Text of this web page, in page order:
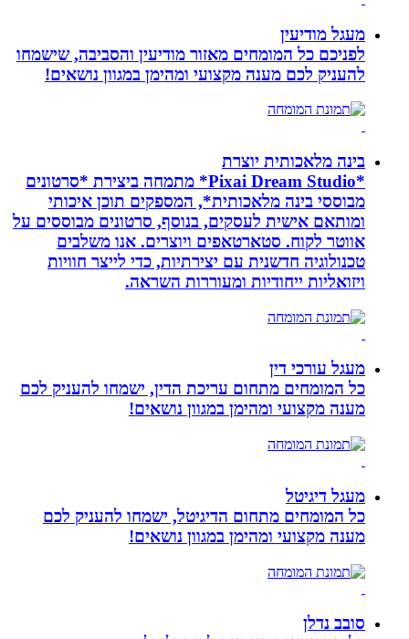
מעגל מודיעין
לפניכם כל המומחים מאזור מודיעין והסביבה, שישמחו
להעניק לכם מענה מקצועי ומהימן במגוון נושאים!
בינה מלאכותית יוצרת
*Pixai Dream Studio* מתמחה ביצירת *סרטונים
מבוססי בינה מלאכותית*, המספקים תוכן איכותי
ומותאם אישית לעסקים, בנוסף, סרטונים מבוססים על
אווטר לקוח. סטארטאפים ויוצרים. אנו משלבים
טכנולוגיה חדשנית עם יצירתיות, כדי לייצר חוויות
ויזואליות ייחודיות ומעוררות השראה.
מעגל עורכי דין
כל המומחים מתחום עריכת הדין, ישמחו להעניק לכם
מענה מקצועי ומהימן במגוון נושאים!
מעגל דיגיטל
כל המומחים מתחום הדיגיטל, ישמחו להעניק לכם
מענה מקצועי ומהימן במגוון נושאים!
סובב נדלן